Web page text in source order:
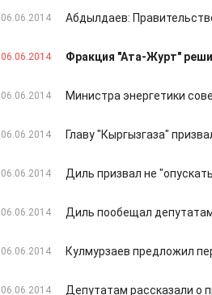
06.06.2014 Абдылдаев:
06.06.2014 Фракция "Ата-Журт"
06.06.2014 Министра энергетики
06.06.2014 Главу "Кыргызгаза"
06.06.2014 Диль призвал не
06.06.2014 Диль пообещал
06.06.2014 Кулмурзаев предложил
06.06.2014 Депутатам рассказали о